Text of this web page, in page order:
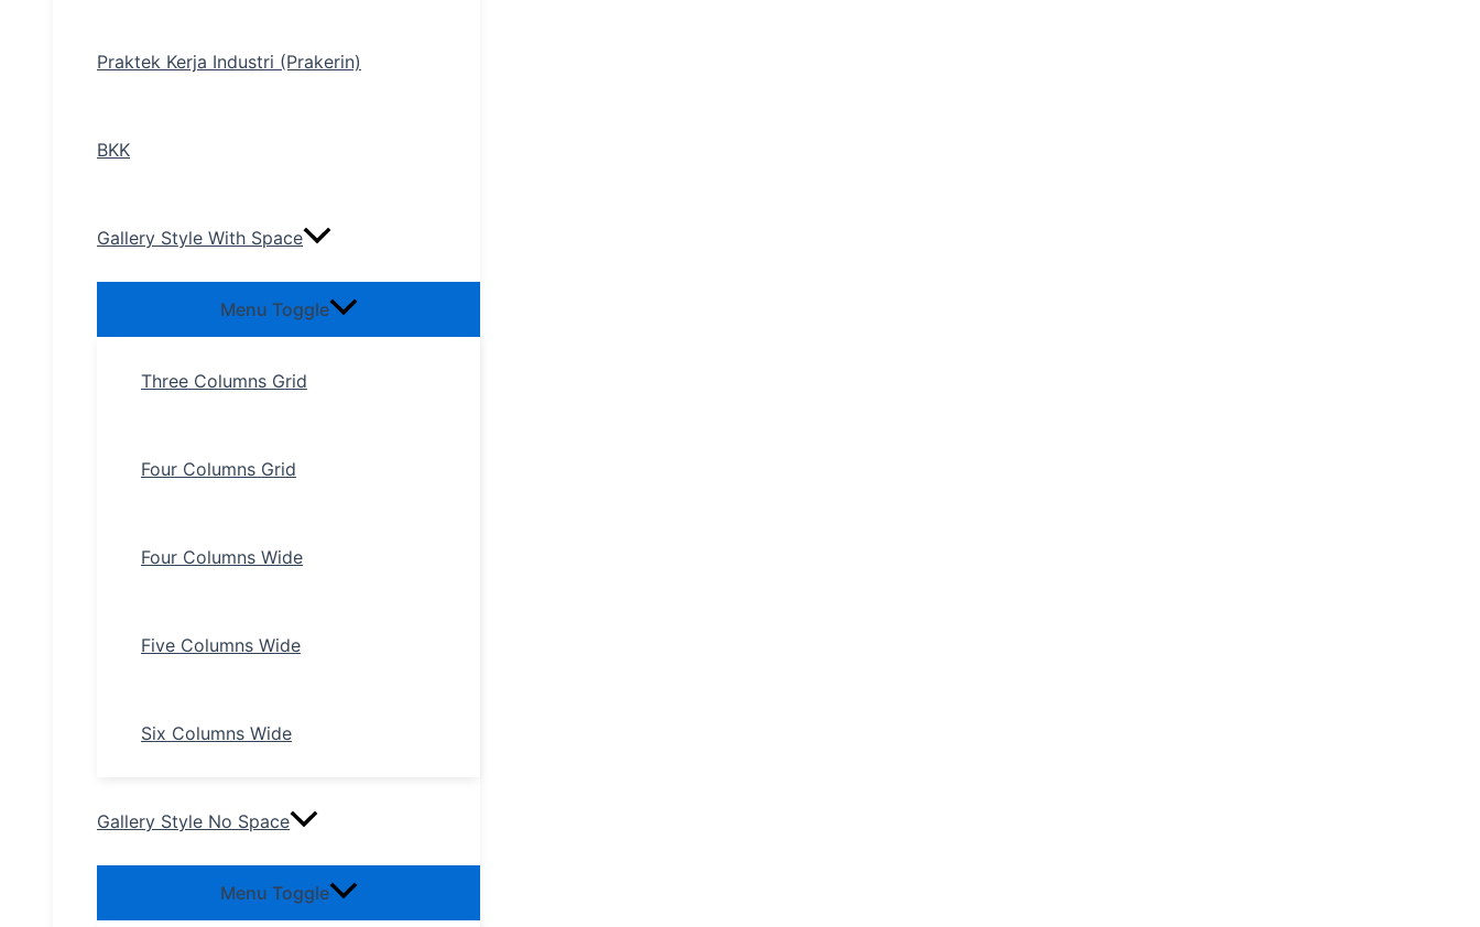
Praktek Kerja Industri (Prakerin)
BKK
Gallery Style With Space
Menu Toggle
Three Columns Grid
Four Columns Grid
Four Columns Wide
Five Columns Wide
Six Columns Wide
Gallery Style No Space
Menu Toggle